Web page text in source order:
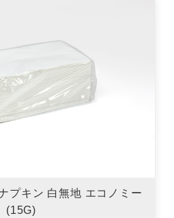
プキン 白無地 エコノミー
(15G)